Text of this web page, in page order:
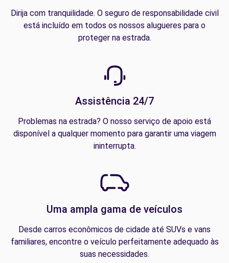
Dirija com tranquilidade. O seguro de responsabilidade civil
está incluído em todos os nossos alugueres para o
proteger na estrada.
Assistência 24/7
Problemas na estrada? O nosso serviço de apoio está
disponível a qualquer momento para garantir uma viagem
ininterrupta.
Uma ampla gama de veículos
Desde carros econômicos de cidade até SUVs e vans
familiares, encontre o veículo perfeitamente adequado às
suas necessidades.